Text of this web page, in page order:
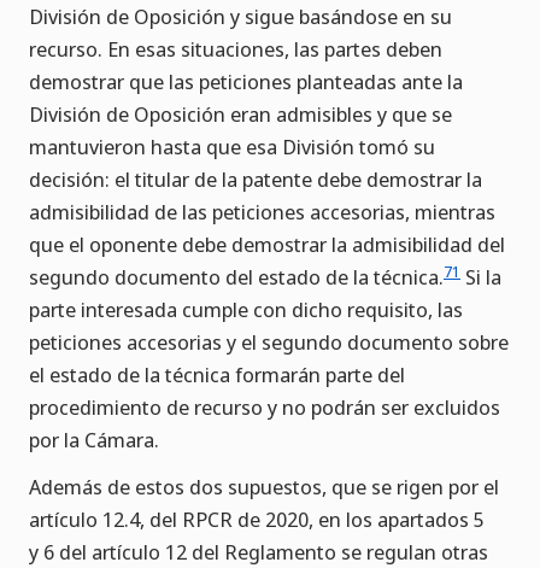
División de Oposición y sigue basándose en su
recurso. En esas situaciones, las partes deben
demostrar que las peticiones planteadas ante la
División de Oposición eran admisibles y que se
mantuvieron hasta que esa División tomó su
decisión: el titular de la patente debe demostrar la
admisibilidad de las peticiones accesorias, mientras
que el oponente debe demostrar la admisibilidad del
segundo documento del estado de la técnica.71 Si la
parte interesada cumple con dicho requisito, las
peticiones accesorias y el segundo documento sobre
el estado de la técnica formarán parte del
procedimiento de recurso y no podrán ser excluidos
por la Cámara.
Además de estos dos supuestos, que se rigen por el
artículo 12.4, del RPCR de 2020, en los apartados 5
y 6 del artículo 12 del Reglamento se regulan otras